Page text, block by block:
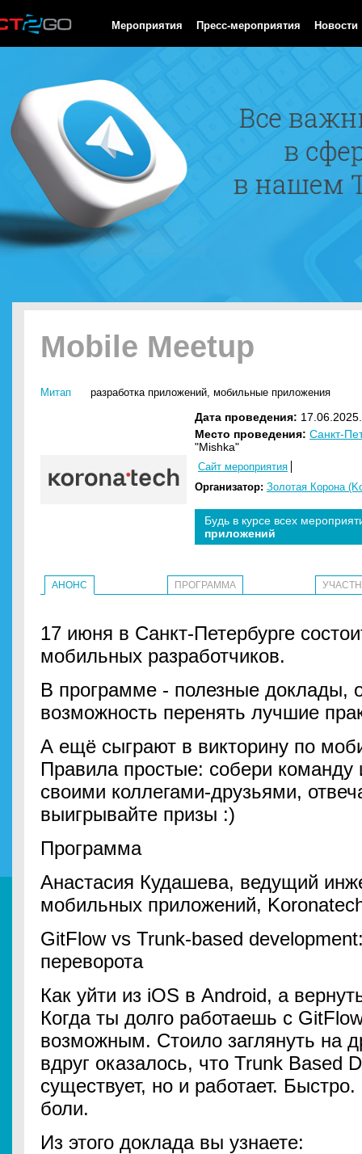
Мероприятия Пресс-мероприятия Новости
Mobile Meetup
Митап разработка приложений, мобильные приложения
Дата проведения:
Место проведения: Санкт-
"Mishka"
Сайт мероприятия
Организатор: Золотая Корона
Будь в курсе всех
приложений
АНОНС ПРОГРАММА
17 июня в Санкт-Петербурге
мобильных разработчиков.
В программе - полезные доклады,
возможность перенять лучшие
А ещё сыграют в викторину по
Правила простые: собери команду
своими коллегами-друзьями,
выигрывайте призы :)
Программа
Анастасия Кудашева, ведущий
мобильных приложений,
GitFlow vs Trunk-based
переворота
Как уйти из iOS в Android, а
Когда ты долго работаешь с
возможным. Стоило заглянуть на
вдруг оказалось, что Trunk Based
существует, но и работает.
боли.
Из этого доклада вы узнаете: